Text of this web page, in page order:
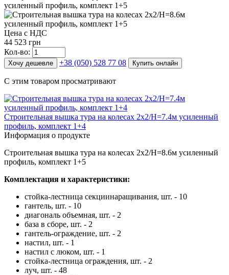
Цена с НДС
44 523 грн
Кол-во:
Хочу дешевле +38 (050) 528 77 08 Купить онлайн
С этим товаром просматривают
Строительная вышка тура на колесах 2х2/Н=7.4м усиленный
профиль, комплект 1+4
Информация о продукте
Строительная вышка тура на колесах 2х2/Н=8.6м усиленный
профиль, комплект 1+5
Комплектация и характеристики:
стойка-лестница секциинаращивания, шт. - 10
гантель, шт. - 10
диагональ объемная, шт. - 2
база в сборе, шт. - 2
гантель-ограждение, шт. - 2
настил, шт. - 1
настил с люком, шт. - 1
стойка-лестница ограждения, шт. - 2
луч, шт. - 48